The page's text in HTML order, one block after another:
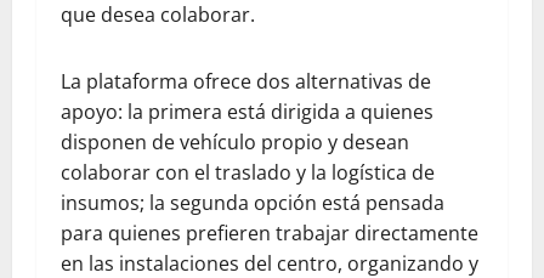
que desea colaborar.
​La plataforma ofrece dos alternativas de
apoyo: la primera está dirigida a quienes
disponen de vehículo propio y desean
colaborar con el traslado y la logística de
insumos; la segunda opción está pensada
para quienes prefieren trabajar directamente
en las instalaciones del centro, organizando y